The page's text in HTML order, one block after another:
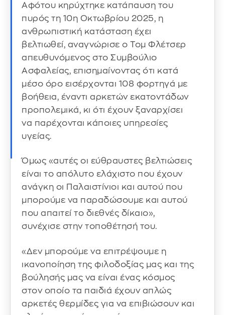
Αφότου κηρύχτηκε κατάπαυση του
πυρός τη 10η Οκτωβρίου 2025, η
ανθρωπιστική κατάσταση έχει
βελτιωθεί, αναγνώρισε ο Τομ Φλέτσερ
απευθυνόμενος στο Συμβούλιο
Ασφαλείας, επισημαίνοντας ότι κατά
μέσο όρο εισέρχονται 108 φορτηγά με
βοήθεια, έναντι αρκετών εκατοντάδων
προπολεμικά, κι ότι έχουν ξαναρχίσει
να παρέχονται κάποιες υπηρεσίες
υγείας.
Όμως «αυτές οι εύθραυστες βελτιώσεις
είναι το απόλυτο ελάχιστο που έχουν
ανάγκη οι Παλαιστίνιοι και αυτού που
μπορούμε να παραδώσουμε και αυτού
που απαιτεί το διεθνές δίκαιο»,
συνέχισε στην τοποθέτησή του.
«Δεν μπορούμε να επιτρέψουμε η
ικανοποίηση της φιλοδοξίας μας και της
βούλησής μας να είναι ένας κόσμος
στον οποίο τα παιδιά έχουν απλώς
αρκετές θερμίδες για να επιβιώσουν και